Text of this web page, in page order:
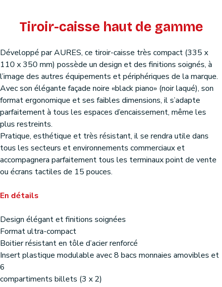
Tiroir-caisse haut de gamme
Développé par AURES, ce tiroir-caisse très compact (335 x
110 x 350 mm) possède un design et des finitions soignés, à
l’image des autres équipements et périphériques de la marque.
Avec son élégante façade noire «black piano» (noir laqué), son
format ergonomique et ses faibles dimensions, il s’adapte
parfaitement à tous les espaces d’encaissement, même les
plus restreints.
Pratique, esthétique et très résistant, il se rendra utile dans
tous les secteurs et environnements commerciaux et
accompagnera parfaitement tous les terminaux point de vente
ou écrans tactiles de 15 pouces.
En détails
Design élégant et finitions soignées
Format ultra-compact
Boitier résistant en tôle d’acier renforcé
Insert plastique modulable avec 8 bacs monnaies amovibles et
6
compartiments billets (3 x 2)